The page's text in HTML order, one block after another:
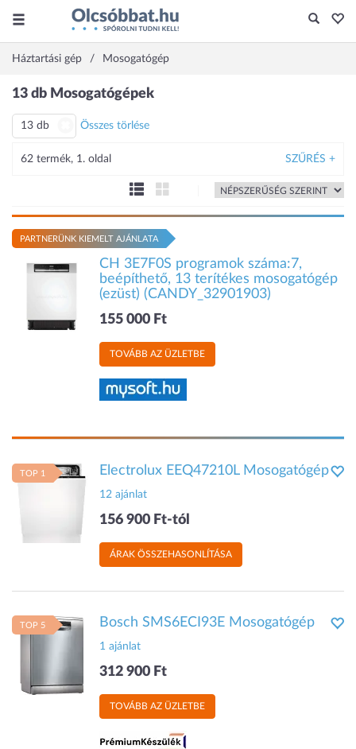
Háztartási gép Mosogatógép
13 db Mosogatógépek
13 db Összes törlése
62 termék, 1. oldal SZŰRÉS +
PARTNERÜNK KIEMELT AJÁNLATA
CH 3E7F0S programok száma:7,
beépíthető, 13 terítékes mosogatógép
(ezüst) (CANDY_32901903)
155 000 Ft
TOVÁBB AZ ÜZLETBE
TOP 1 Electrolux EEQ47210L Mosogatógép
12 ajánlat
156 900 Ft-tól
ÁRAK ÖSSZEHASONLÍTÁSA
TOP 5 Bosch SMS6ECI93E Mosogatógép
1 ajánlat
312 900 Ft
TOVÁBB AZ ÜZLETBE